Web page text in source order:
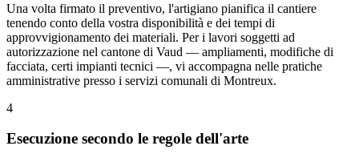
Una volta firmato il preventivo, l'artigiano pianifica il cantiere
tenendo conto della vostra disponibilità e dei tempi di
approvvigionamento dei materiali. Per i lavori soggetti ad
autorizzazione nel cantone di Vaud — ampliamenti, modifiche di
facciata, certi impianti tecnici —, vi accompagna nelle pratiche
amministrative presso i servizi comunali di Montreux.
4
Esecuzione secondo le regole dell'arte